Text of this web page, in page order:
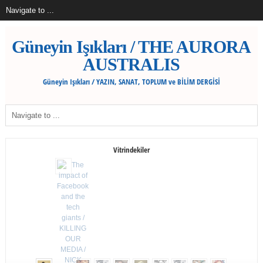
Güneyin Işıkları / THE AURORA
AUSTRALIS
Güneyin Işıkları / YAZIN, SANAT, TOPLUM ve BİLİM DERGİSİ
Vitrindekiler